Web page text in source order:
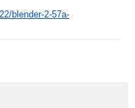
blender-2-57a-